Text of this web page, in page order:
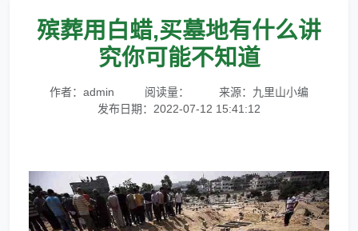
殡葬用白蜡,买墓地有什么讲
究你可能不知道
作者：admin 阅读量：
来源：九里山小编
发布日期：2022-07-12 15:41:12